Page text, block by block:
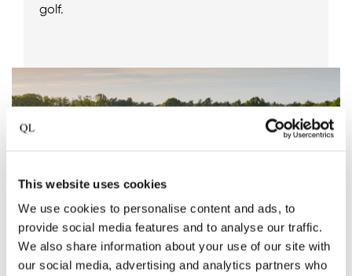
This website uses cookies
We use cookies to personalise content and ads, to
provide social media features and to analyse our traffic.
We also share information about your use of our site with
our social media, advertising and analytics partners who
golf.